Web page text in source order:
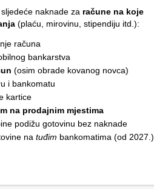
naknade za račune na koje
(plaću, mirovinu, stipendiju itd.):
računa
bankarstva
(osim obrade kovanog novca)
i bankomatu
kartice
na prodajnim mjestima
podižu gotovinu bez naknade
na tuđim bankomatima (od 2027.)